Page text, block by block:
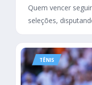
Quem vencer
seleções,
TÊNIS